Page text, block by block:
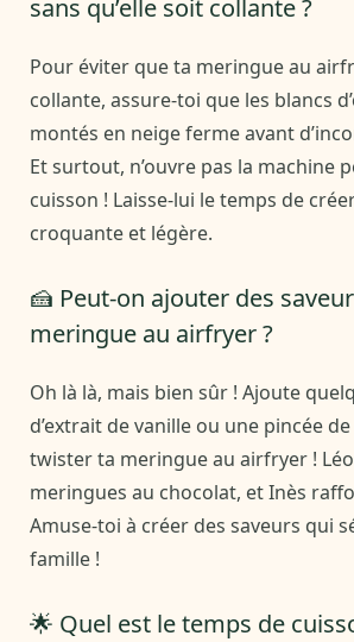
sans qu’elle soit collante ?
Pour éviter que ta meringue au
collante, assure-toi que les blancs
montés en neige ferme avant
Et surtout, n’ouvre pas la machine
cuisson ! Laisse-lui le temps de
croquante et légère.
🍰 Peut-on ajouter des
meringue au airfryer ?
Oh là là, mais bien sûr ! Ajoute
d’extrait de vanille ou une pincée
twister ta meringue au airfryer !
meringues au chocolat, et Inès
Amuse-toi à créer des saveurs qui
famille !
🌟 Quel est le temps de